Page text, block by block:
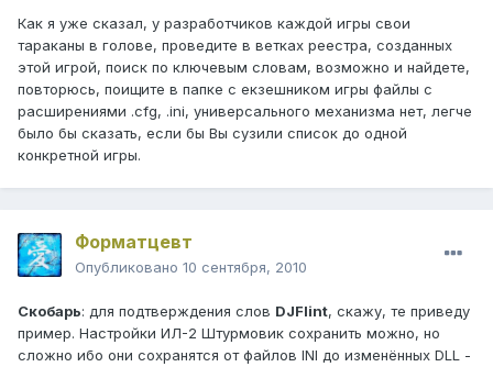
Как я уже сказал, у разработчиков каждой игры свои
тараканы в голове, проведите в ветках реестра, созданных
этой игрой, поиск по ключевым словам, возможно и найдете,
повторюсь, поищите в папке с екзешником игры файлы с
расширениями .cfg, .ini, универсального механизма нет, легче
было бы сказать, если бы Вы сузили список до одной
конкретной игры.
Форматцевт
Опубликовано 10 сентября, 2010
Скобарь: для подтверждения слов DJFlint, скажу, те приведу
пример. Настройки ИЛ-2 Штурмовик сохранить можно, но
сложно ибо они сохранятся от файлов INI до изменённых DLL -